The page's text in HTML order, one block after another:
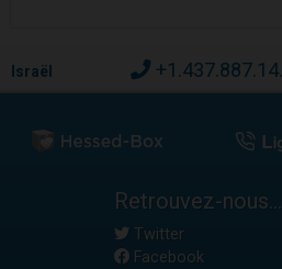
Israël
Retrouvez-nous...
Twitter
Facebook